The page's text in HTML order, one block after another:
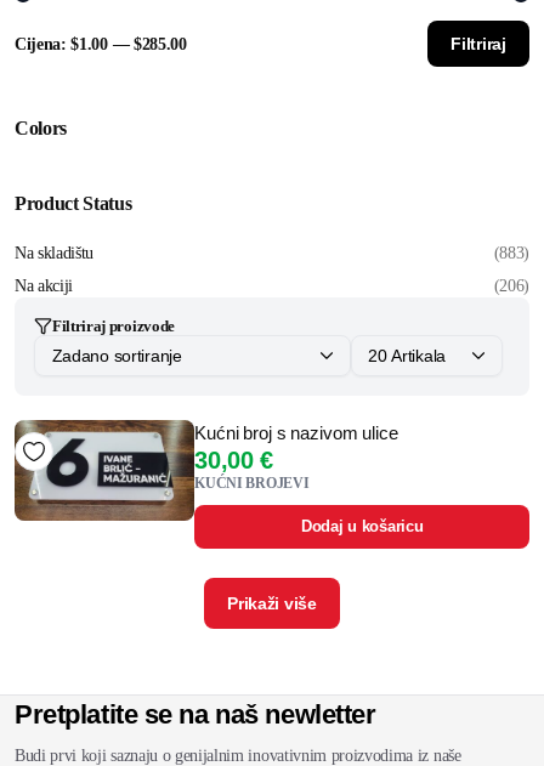
Filtriraj proizvode
Kućni broj s nazivom ulice
30,00 €
KUĆNI BROJEVI
Dodaj u košaricu
Prikaži više
Cijena:$1.00— $285.00 Filtriraj
Colors
Product Status
Na skladištu
(883)
Na akciji
(206)
Pretplatite se na naš newletter
Budi prvi koji saznaju o genijalnim inovativnim proizvodima iz naše